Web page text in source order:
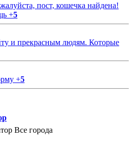
пост, кошечка найдена!
+5
и прекрасным людям. Которые
+5
Все города